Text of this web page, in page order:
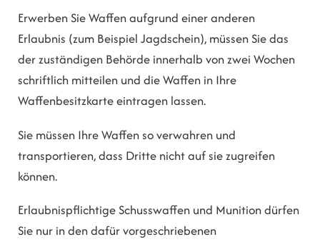
Erwerben Sie Waffen aufgrund einer anderen
Erlaubnis (zum Beispiel Jagdschein), müssen Sie das
der zuständigen Behörde innerhalb von zwei Wochen
schriftlich mitteilen und die Waffen in Ihre
Waffenbesitzkarte eintragen lassen.
Sie müssen Ihre Waffen so verwahren und
transportieren, dass Dritte nicht auf sie zugreifen
können.
Erlaubnispflichtige Schusswaffen und Munition dürfen
Sie nur in den dafür vorgeschriebenen